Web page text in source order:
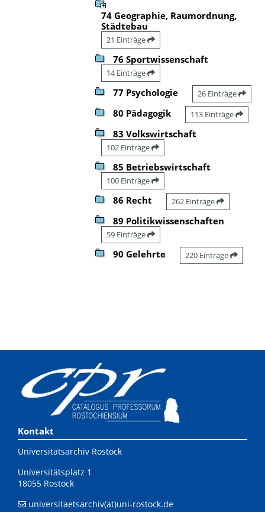
74 Geographie, Raumordnung,
Städtebau
21 Einträge
76 Sportwissenschaft
14 Einträge
77 Psychologie 26 Einträge
80 Pädagogik 113 Einträge
83 Volkswirtschaft
102 Einträge
85 Betriebswirtschaft
100 Einträge
86 Recht 262 Einträge
89 Politikwissenschaften
59 Einträge
90 Gelehrte 220 Einträge
Kontakt
Universitätsarchiv Rostock
Universitätsplatz 1
18055 Rostock
universitaetsarchiv(at)uni-rostock.de